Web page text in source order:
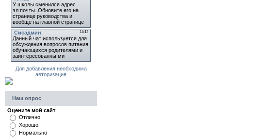
Для добавления необходима
авторизация
Наш опрос
Оцените мой сайт
Отлично
Хорошо
Нормально